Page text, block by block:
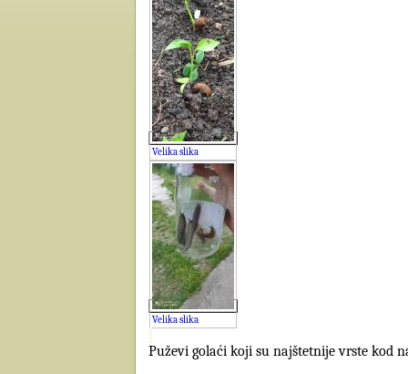
Velika slika
Velika slika
Puževi golaći koji su najštetnije vrste kod